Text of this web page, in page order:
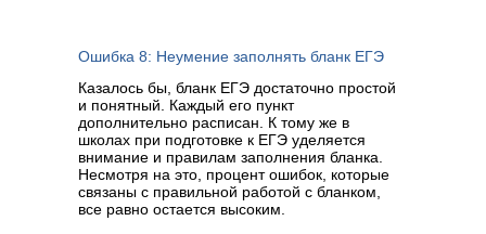
Казалось бы, бланк ЕГЭ достаточно простой
и понятный. Каждый его пункт
дополнительно расписан. К тому же в
школах при подготовке к ЕГЭ уделяется
внимание и правилам заполнения бланка.
Несмотря на это, процент ошибок, которые
связаны с правильной работой с бланком,
все равно остается высоким.
Ошибка 8: Неумение заполнять бланк ЕГЭ